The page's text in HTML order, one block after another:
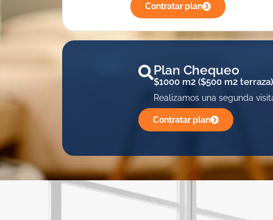
Contratar plan
Plan Chequeo
$1000 m2 ($500 m2 terraza)
Realizamos una segunda
Contratar plan